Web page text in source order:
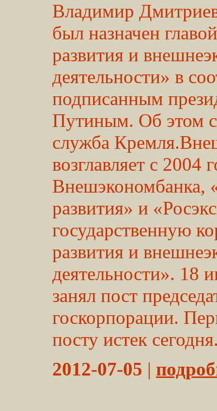
Владимир
был назначен
развития и
деятельности» в
подписанным
Путиным. Об этом
служба
возглавляет с 2004
Внешэкономбанка,
развития» и
государственную
развития и
деятельности». 18
занял пост
госкорпорации.
посту истек
2012-07-05 |